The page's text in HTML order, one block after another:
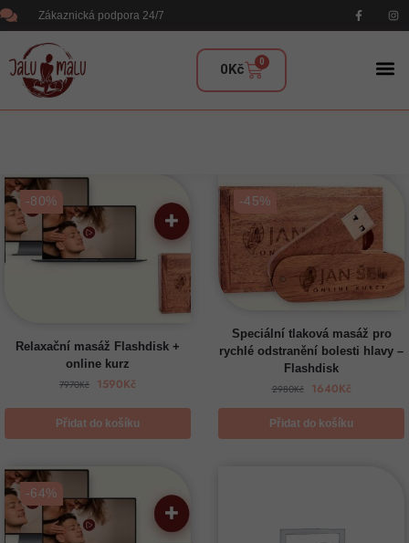
Zákaznická podpora 24/7
0Kč 0
-80%
Relaxační masáž Flashdisk +
online kurz
7970Kč 1590Kč
Přidat do košíku
-45%
Speciální tlaková masáž pro
rychlé odstranění bolesti hlavy –
Flashdisk
2980Kč 1640Kč
Přidat do košíku
-64%